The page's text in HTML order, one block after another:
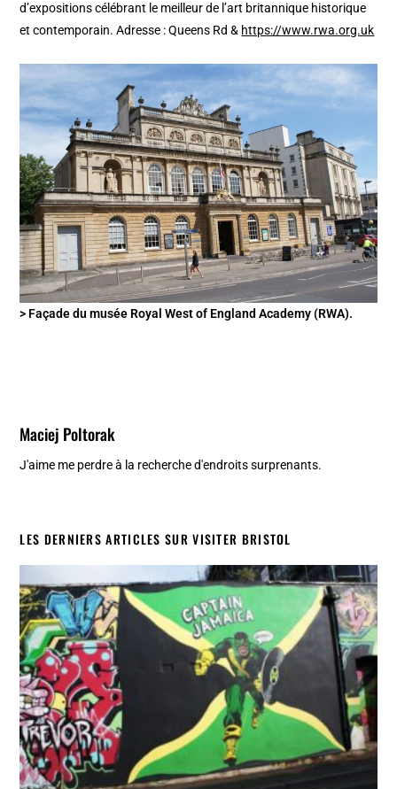
d’expositions célébrant le meilleur de l’art britannique historique
et contemporain. Adresse : Queens Rd & https://www.rwa.org.uk
> Façade du musée Royal West of England Academy (RWA).
Maciej Poltorak
J'aime me perdre à la recherche d'endroits surprenants.
LES DERNIERS ARTICLES SUR VISITER BRISTOL